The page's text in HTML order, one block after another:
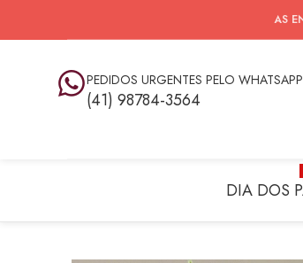
AS
PEDIDOS URGENTES PELO WHATSAPP
(41) 98784-3564
DIA DOS